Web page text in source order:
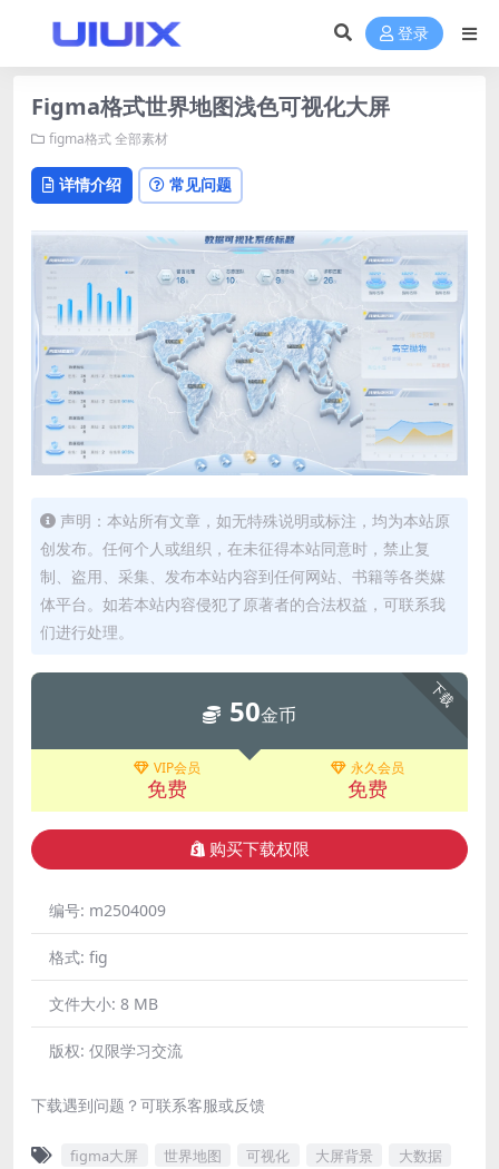
登录
Figma格式世界地图浅色可视化大屏
figma格式全部素材
详情介绍 常见问题
声明：本站所有文章，如无特殊说明或标注，均为本站原
创发布。任何个人或组织，在未征得本站同意时，禁止复
制、盗用、采集、发布本站内容到任何网站、书籍等各类媒
体平台。如若本站内容侵犯了原著者的合法权益，可联系我
们进行处理。
下载
50金币
VIP会员
免费
永久会员
免费
购买下载权限
编号: m2504009
格式: fig
文件大小: 8 MB
版权: 仅限学习交流
下载遇到问题？可联系客服或反馈
figma大屏 世界地图 可视化 大屏背景
大数据